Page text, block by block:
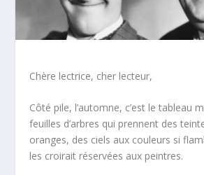
Chère lectrice, cher lecteur,
Côté pile, l’automne, c’est le tableau
feuilles d’arbres qui prennent des
oranges, des ciels aux couleurs si
les croirait réservées aux peintres.